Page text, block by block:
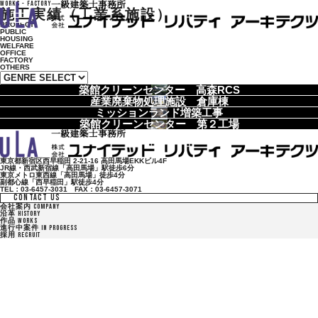
WORKS - FACTORY
施工実績（工業系施設）
PROJECT
PUBLIC
HOUSING
WELFARE
OFFICE
FACTORY
OTHERS
築館クリーンセンター 高森RCS
産業廃棄物処理施設 倉庫棟
ミッションランド増築工事
築館クリーンセンター 第２工場
東京都新宿区西早稲田 2-21-16 高田馬場EKKビル4F
JR線・西武新宿線「高田馬場」駅徒歩6分
東京メトロ東西線「高田馬場」徒歩4分
副都心線「西早稲田」駅徒歩4分
TEL：03-6457-3031 FAX：03-6457-3071
CONTACT US
会社案内 COMPANY
沿革 HISTORY
作品 WORKS
進行中案件 IN PROGRESS
採用 RECRUIT